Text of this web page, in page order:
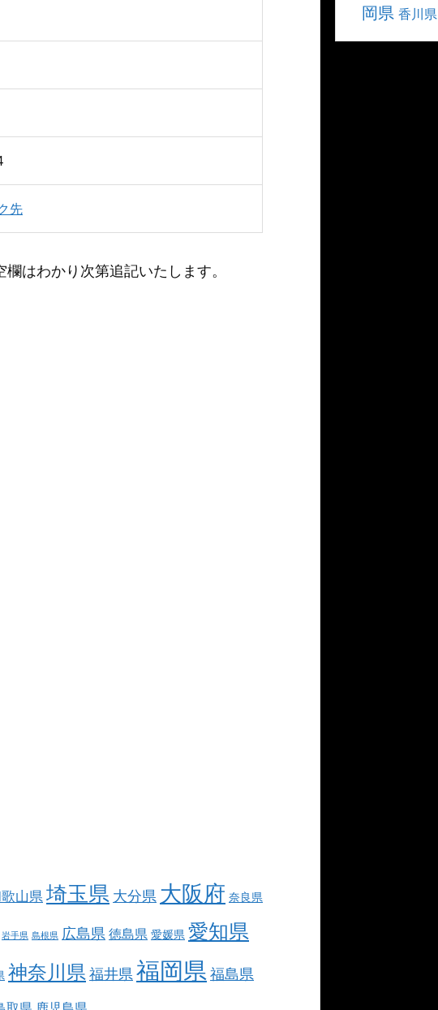
先
はわかり次第追記いたします。
山県 埼玉県 大分県 大阪府 奈良県
岩手県 島根県 広島県 徳島県 愛媛県 愛知県
神奈川県 福井県 福岡県福島県
岡県 香川県